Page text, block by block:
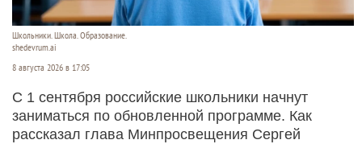
Школьники. Школа. Образование.
shedevrum.ai
8 августа 2026 в 17:05
С 1 сентября российские школьники начнут
заниматься по обновленной программе. Как
рассказал глава Минпросвещения Сергей